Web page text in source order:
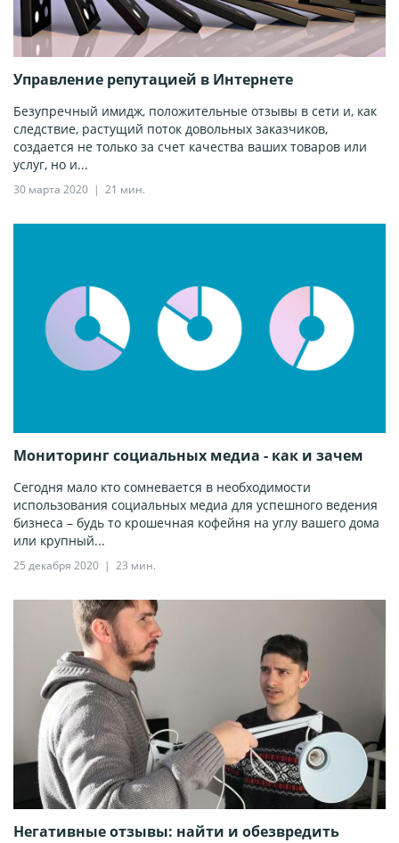
Управление репутацией в Интернете
Безупречный имидж, положительные отзывы в сети и, как
следствие, растущий поток довольных заказчиков,
создается не только за счет качества ваших товаров или
услуг, но и...
30 марта 2020 21 мин.
Мониторинг социальных медиа - как и зачем
Сегодня мало кто сомневается в необходимости
использования социальных медиа для успешного ведения
бизнеса – будь то крошечная кофейня на углу вашего дома
или крупный...
25 декабря 2020 23 мин.
Негативные отзывы: найти и обезвредить